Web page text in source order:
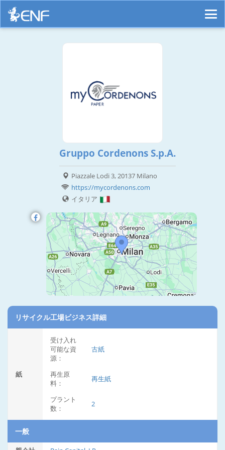
Gruppo Cordenons S.p.A.
Piazzale Lodi 3, 20137 Milano
https://mycordenons.com
イタリア
リサイクル工場ビジネス詳細
紙
受け入れ
可能な資
源：
古紙
再生原
料：
再生紙
プラント
数：
2
一般